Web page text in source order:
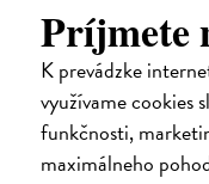
Príjmete
K prevádzke
využívame cookies
funkčnosti,
maximálneho
Minecraft: